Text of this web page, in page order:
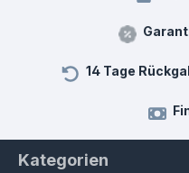
14 Tage
Kategorien